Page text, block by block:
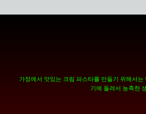
가정에서 맛있는 크림 파스타를 만들기 위해서
기에 돌려서 농축한